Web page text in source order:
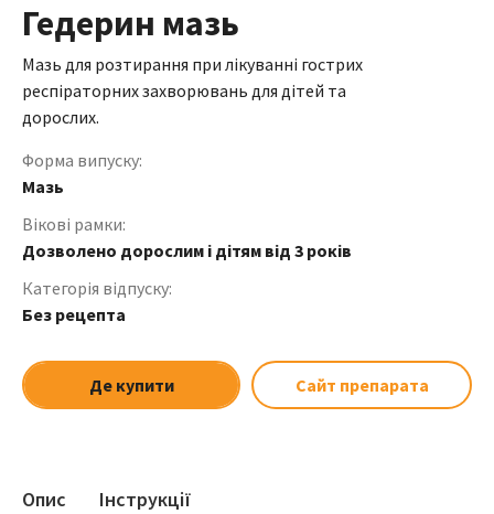
Гедерин мазь
Мазь для розтирання при лікуванні гострих
респіраторних захворювань для дітей та
дорослих.
Форма випуску:
Мазь
Вікові рамки:
Дозволено дорослим і дітям від 3 років
Категорія відпуску:
Без рецепта
Де купити Сайт препарата
Опис Інструкції